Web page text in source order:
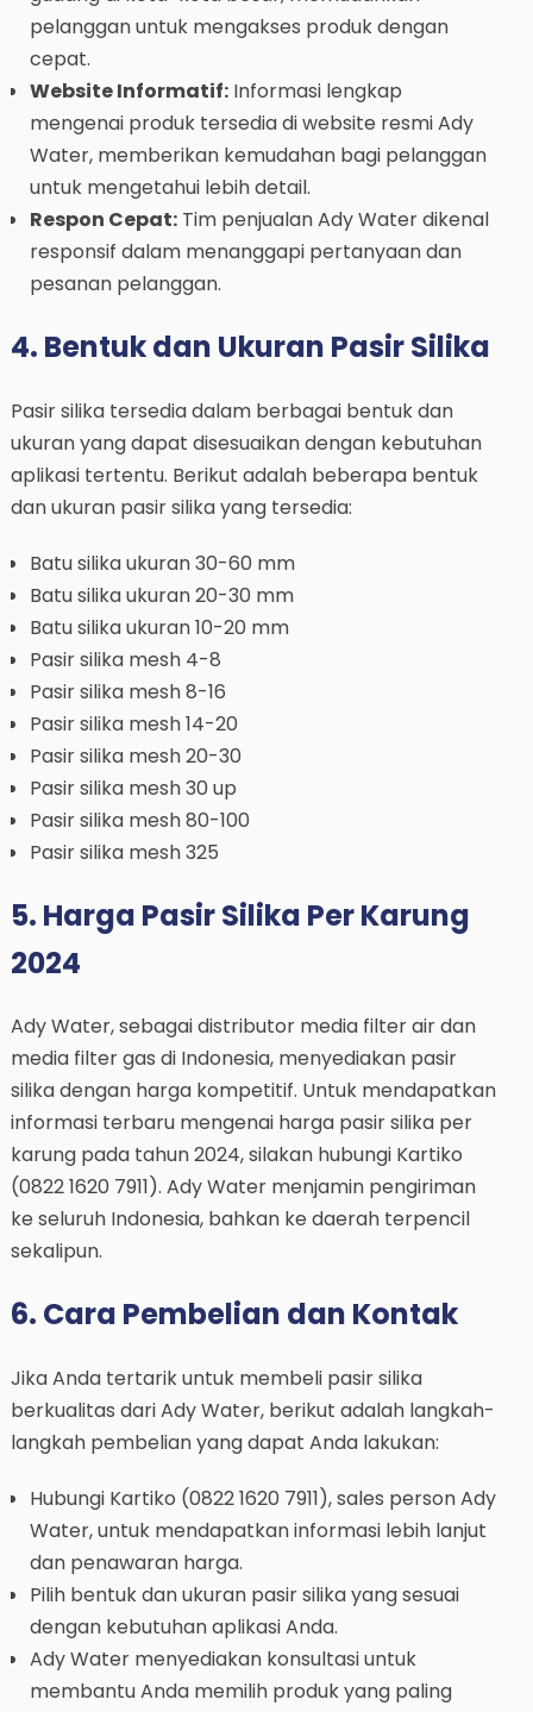
pelanggan untuk mengakses produk dengan
cepat.
Website Informatif:Informasi lengkap
mengenai produk tersedia di website resmi Ady
Water, memberikan kemudahan bagi pelanggan
untuk mengetahui lebih detail.
Respon Cepat:Tim penjualan Ady Water dikenal
responsif dalam menanggapi pertanyaan dan
pesanan pelanggan.
4. Bentuk dan Ukuran Pasir Silika
Pasir silika tersedia dalam berbagai bentuk dan
ukuran yang dapat disesuaikan dengan kebutuhan
aplikasi tertentu. Berikut adalah beberapa bentuk
dan ukuran pasir silika yang tersedia:
Batu silika ukuran 30-60 mm
Batu silika ukuran 20-30 mm
Batu silika ukuran 10-20 mm
Pasir silika mesh 4-8
Pasir silika mesh 8-16
Pasir silika mesh 14-20
Pasir silika mesh 20-30
Pasir silika mesh 30 up
Pasir silika mesh 80-100
Pasir silika mesh 325
5. Harga Pasir Silika Per Karung
2024
Ady Water, sebagai distributor media filter air dan
media filter gas di Indonesia, menyediakan pasir
silika dengan harga kompetitif. Untuk mendapatkan
informasi terbaru mengenai harga pasir silika per
karung pada tahun 2024, silakan hubungi Kartiko
(0822 1620 7911). Ady Water menjamin pengiriman
ke seluruh Indonesia, bahkan ke daerah terpencil
sekalipun.
6. Cara Pembelian dan Kontak
Jika Anda tertarik untuk membeli pasir silika
berkualitas dari Ady Water, berikut adalah langkah-
langkah pembelian yang dapat Anda lakukan:
Hubungi Kartiko (0822 1620 7911), sales person Ady
Water, untuk mendapatkan informasi lebih lanjut
dan penawaran harga.
Pilih bentuk dan ukuran pasir silika yang sesuai
dengan kebutuhan aplikasi Anda.
Ady Water menyediakan konsultasi untuk
membantu Anda memilih produk yang paling